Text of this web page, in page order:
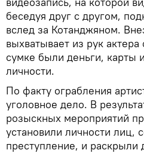
беседуя друг с другом,
вслед за Котанджяном.
выхватывает из рук актера
сумке были деньги, карты
личности.
По факту ограбления
уголовное дело. В
розыскных мероприятий
установили личности лиц,
преступление, и раскрыли